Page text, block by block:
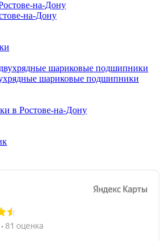
на-Дону
шариковые подшипники
в Ростове-на-Дону